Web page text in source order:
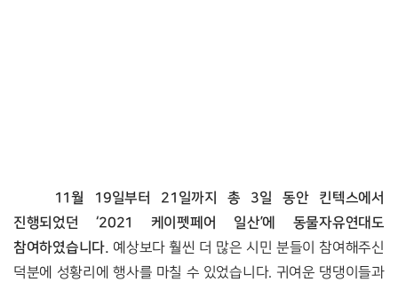
11월 19일부터 21일까지 총 3일 동안 킨텍스에서
진행되었던 ‘2021 케이펫페어 일산’에 동물자유연대도
참여하였습니다. 예상보다 훨씬 더 많은 시민 분들이 참여해주신
덕분에 성황리에 행사를 마칠 수 있었습니다. 귀여운 댕댕이들과